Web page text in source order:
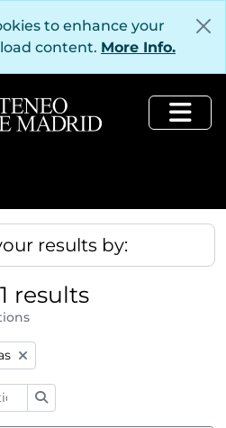
to enhance your
content. More Info.
results by:
results